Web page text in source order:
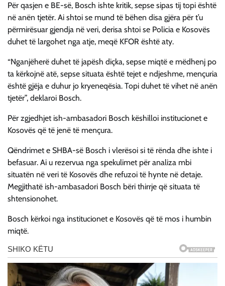
Për qasjen e BE-së, Bosch ishte kritik, sepse sipas tij topi është
në anën tjetër. Ai shtoi se mund të bëhen disa gjëra për t’u
përmirësuar gjendja në veri, derisa shtoi se Policia e Kosovës
duhet të largohet nga atje, meqë KFOR është aty.
“Nganjëherë duhet të japësh diçka, sepse miqtë e mëdhenj po
ta kërkojnë atë, sepse situata është tejet e ndjeshme, mençuria
është gjëja e duhur jo kryeneqësia. Topi duhet të vihet në anën
tjetër”, deklaroi Bosch.
Për zgjedhjet ish-ambasadori Bosch këshilloi institucionet e
Kosovës që të jenë të mençura.
Qëndrimet e SHBA-së Bosch i vlerësoi si të rënda dhe ishte i
befasuar. Ai u rezervua nga spekulimet për analiza mbi
situatën në veri të Kosovës dhe refuzoi të hynte në detaje.
Megjithatë ish-ambasadori Bosch bëri thirrje që situata të
shtensionohet.
Bosch kërkoi nga institucionet e Kosovës që të mos i humbin
miqtë.